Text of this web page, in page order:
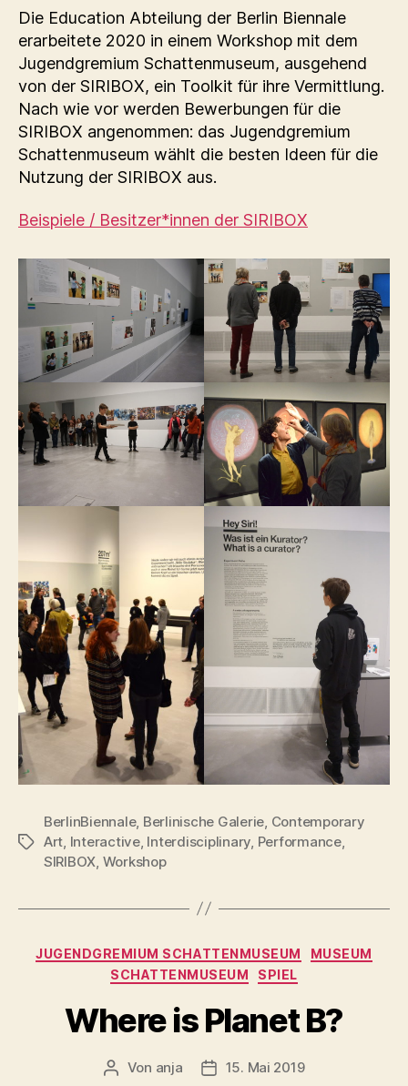
Die Education Abteilung der Berlin Biennale
erarbeitete 2020 in einem Workshop mit dem
Jugendgremium Schattenmuseum, ausgehend
von der SIRIBOX, ein Toolkit für ihre Vermittlung.
Nach wie vor werden Bewerbungen für die
SIRIBOX angenommen: das Jugendgremium
Schattenmuseum wählt die besten Ideen für die
Nutzung der SIRIBOX aus.
Beispiele / Besitzer*innen der SIRIBOX
Schlagwörter
BerlinBiennale, Berlinische Galerie, Contemporary
Art, Interactive, Interdisciplinary, Performance,
SIRIBOX, Workshop
Kategorien
JUGENDGREMIUM SCHATTENMUSEUM
MUSEUM
SCHATTENMUSEUM
SPIEL
Where is Planet B?
Beitragsautor
Von anja Beitragsdatum
15. Mai 2019